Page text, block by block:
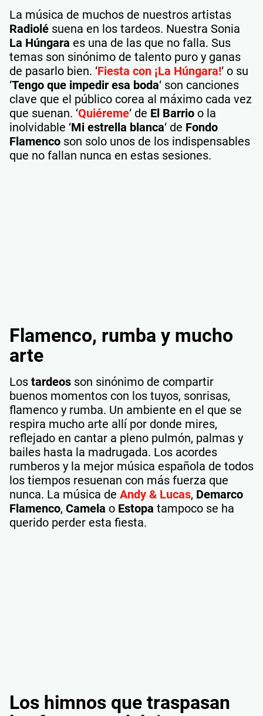
La música de muchos de nuestros artistas
Radiolé suena en los tardeos. Nuestra Sonia
La Húngara es una de las que no falla. Sus
temas son sinónimo de talento puro y ganas
de pasarlo bien. ‘Fiesta con ¡La Húngara!‘ o su
‘Tengo que impedir esa boda‘ son canciones
clave que el público corea al máximo cada vez
que suenan. ‘Quiéreme‘ de El Barrio o la
inolvidable ‘Mi estrella blanca‘ de Fondo
Flamenco son solo unos de los indispensables
que no fallan nunca en estas sesiones.
Flamenco, rumba y mucho
arte
Los tardeos son sinónimo de compartir
buenos momentos con los tuyos, sonrisas,
flamenco y rumba. Un ambiente en el que se
respira mucho arte allí por donde mires,
reflejado en cantar a pleno pulmón, palmas y
bailes hasta la madrugada. Los acordes
rumberos y la mejor música española de todos
los tiempos resuenan con más fuerza que
nunca. La música de Andy & Lucas, Demarco
Flamenco, Camela o Estopa tampoco se ha
querido perder esta fiesta.
Los himnos que traspasan